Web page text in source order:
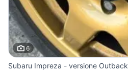
6
Subaru Impreza - versione Outback